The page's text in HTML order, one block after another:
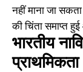
नहीं माना जा
की चिंता समाप्त
भारतीय
प्राथमिकता